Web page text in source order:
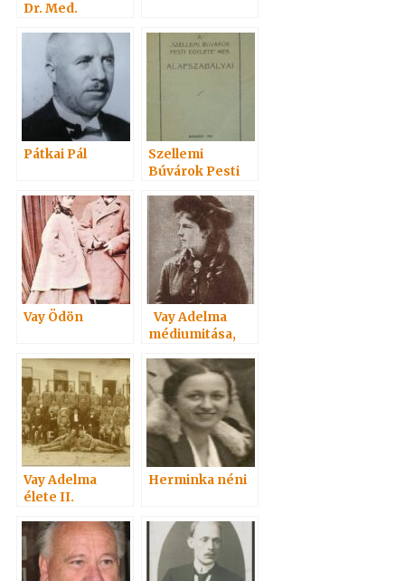
Dr. Med.
Pátkai Pál
Szellemi
Búvárok Pesti
(Geistiger
Forscher in
Pest-Buda)
Vay Ödön
Vay Adelma
médiumitása,
Vay Adelma
élete II.
Herminka néni